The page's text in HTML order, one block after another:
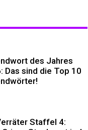
des Jahres
Das sind die Top 10
Staffel 4: